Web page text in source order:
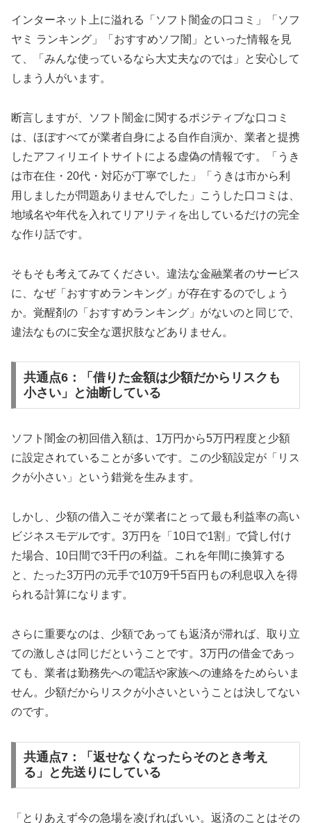
インターネット上に溢れる「ソフト闇金の口コミ」「ソフ
ヤミ ランキング」「おすすめソフ闇」といった情報を見
て、「みんな使っているなら大丈夫なのでは」と安心して
しまう人がいます。
断言しますが、ソフト闇金に関するポジティブな口コミ
は、ほぼすべてが業者自身による自作自演か、業者と提携
したアフィリエイトサイトによる虚偽の情報です。「うき
は市在住・20代・対応が丁寧でした」「うきは市から利
用しましたが問題ありませんでした」こうした口コミは、
地域名や年代を入れてリアリティを出しているだけの完全
な作り話です。
そもそも考えてみてください。違法な金融業者のサービス
に、なぜ「おすすめランキング」が存在するのでしょう
か。覚醒剤の「おすすめランキング」がないのと同じで、
違法なものに安全な選択肢などありません。
共通点6：「借りた金額は少額だからリスクも
小さい」と油断している
ソフト闇金の初回借入額は、1万円から5万円程度と少額
に設定されていることが多いです。この少額設定が「リス
クが小さい」という錯覚を生みます。
しかし、少額の借入こそが業者にとって最も利益率の高い
ビジネスモデルです。3万円を「10日で1割」で貸し付け
た場合、10日間で3千円の利益。これを年間に換算する
と、たった3万円の元手で10万9千5百円もの利息収入を得
られる計算になります。
さらに重要なのは、少額であっても返済が滞れば、取り立
ての激しさは同じだということです。3万円の借金であっ
ても、業者は勤務先への電話や家族への連絡をためらいま
せん。少額だからリスクが小さいということは決してない
のです。
共通点7：「返せなくなったらそのとき考え
る」と先送りにしている
「とりあえず今の急場を凌げればいい。返済のことはその